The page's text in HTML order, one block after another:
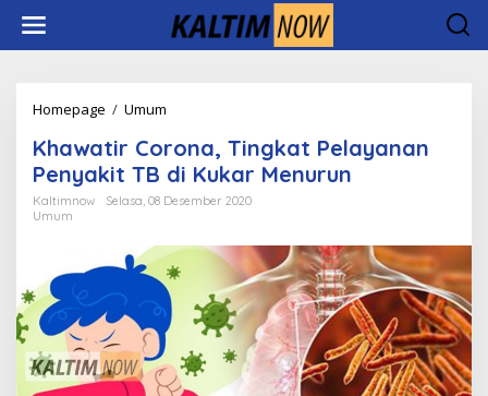
konten
Homepage / Umum
Tingkat
Pelayanan
Penyakit
TB
Kukar
Menurun
Khawatir Corona, Tingkat Pelayanan
Penyakit TB di Kukar Menurun
Kaltimnow
Selasa, 08 Desember 2020
Umum